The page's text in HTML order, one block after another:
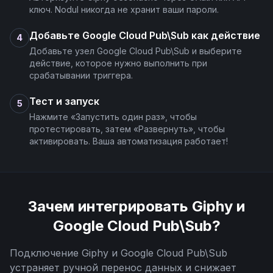
ключ. Nodul никогда не хранит ваши пароли.
4 Добавьте Google Cloud Pub\Sub как действие
Добавьте узел Google Cloud Pub\Sub и выберите
действие, которое нужно выполнить при
срабатывании триггера.
5 Тест и запуск
Нажмите «Запустить один раз», чтобы
протестировать, затем «Развернуть», чтобы
активировать. Ваша автоматизация работает!
Зачем интегрировать Giphy и
Google Cloud Pub\Sub?
Подключение Giphy и Google Cloud Pub\Sub
устраняет ручной перенос данных и снижает